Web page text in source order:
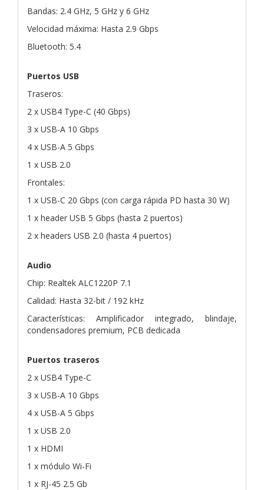
Bandas: 2.4 GHz, 5 GHz y 6 GHz
Velocidad máxima: Hasta 2.9 Gbps
Bluetooth: 5.4
Puertos USB
Traseros:
2 x USB4 Type-C (40 Gbps)
3 x USB-A 10 Gbps
4 x USB-A 5 Gbps
1 x USB 2.0
Frontales:
1 x USB-C 20 Gbps (con carga rápida PD hasta 30 W)
1 x header USB 5 Gbps (hasta 2 puertos)
2 x headers USB 2.0 (hasta 4 puertos)
Audio
Chip: Realtek ALC1220P 7.1
Calidad: Hasta 32-bit / 192 kHz
Características: Amplificador integrado, blindaje,
condensadores premium, PCB dedicada
Puertos traseros
2 x USB4 Type-C
3 x USB-A 10 Gbps
4 x USB-A 5 Gbps
1 x USB 2.0
1 x HDMI
1 x módulo Wi-Fi
1 x RJ-45 2.5 Gb